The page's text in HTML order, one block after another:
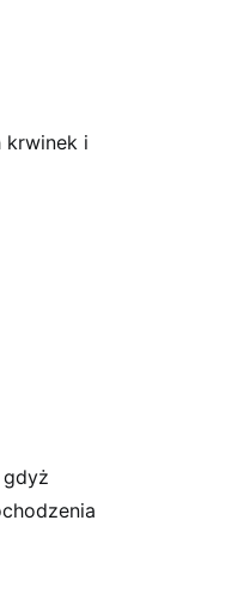
krwinek i
gdyż